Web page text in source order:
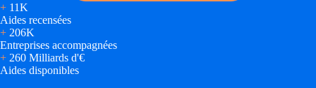
+ 11K
Aides recensées
+ 206K
Entreprises accompagnées
+ 260 Milliards d'€
Aides disponibles